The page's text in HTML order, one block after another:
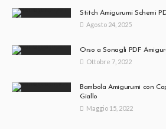
Stitch Amigurumi Schemi
Agosto 24, 2025
Orso a Sonagli PDF
Ottobre 7, 2022
Bambola Amigurumi con
Giallo
Maggio 15, 2022